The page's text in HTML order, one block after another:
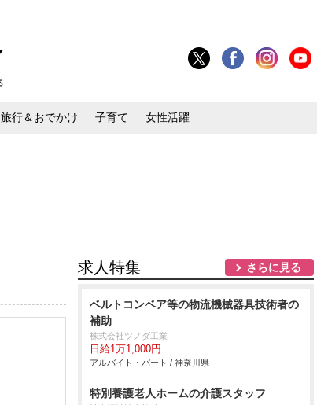
旅行＆おでかけ 子育て 女性活躍
求人特集 さらに見る
ベルトコンベア等の物流機械器具技術者の
補助
株式会社ツノダ工業
日給1万1,000円
アルバイト・パート / 神奈川県
特別養護老人ホームの介護スタッフ